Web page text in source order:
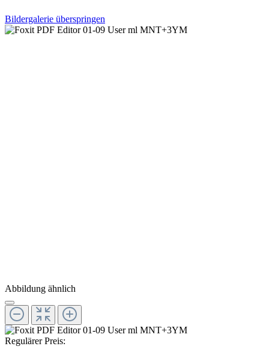
Bildergalerie überspringen
Abbildung ähnlich
Regulärer Preis: